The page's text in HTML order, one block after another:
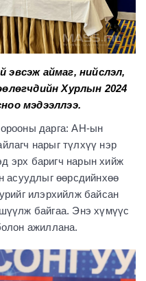
аймаг, нийслэл,
Хурлын 2024
мэдээллээ.
дарга: АН-ын
нарыг түлхүү нэр
эрх баригч нарын хийж
асуудлыг өөрсдийнхөө
илэрхийлж байсан
байгаа. Энэ хүмүүс
ажиллана.